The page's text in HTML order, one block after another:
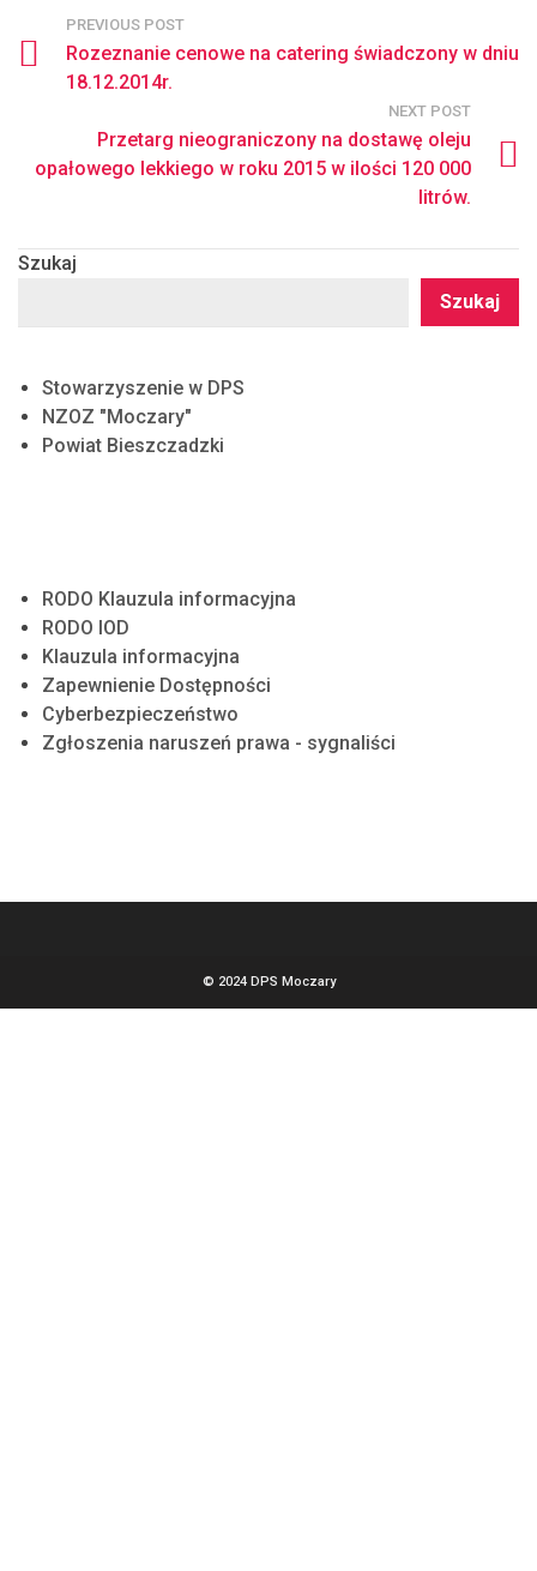
PREVIOUS POST
Rozeznanie cenowe na catering świadczony w dniu
18.12.2014r.
NEXT POST
Przetarg nieograniczony na dostawę oleju
opałowego lekkiego w roku 2015 w ilości 120 000
litrów.
Szukaj
Szukaj
Stowarzyszenie w DPS
NZOZ "Moczary"
Powiat Bieszczadzki
RODO Klauzula informacyjna
RODO IOD
Klauzula informacyjna
Zapewnienie Dostępności
Cyberbezpieczeństwo
Zgłoszenia naruszeń prawa - sygnaliści
© 2024 DPS Moczary